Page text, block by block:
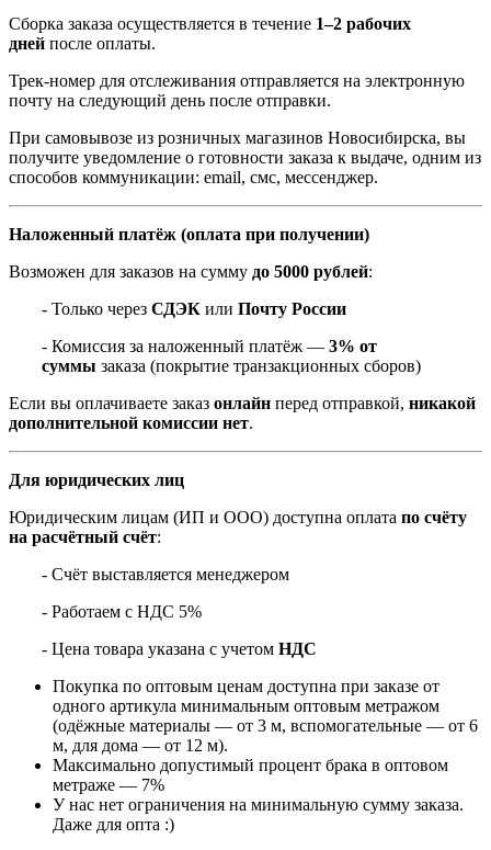
Сборка заказа осуществляется в течение 1–2 рабочих
дней после оплаты.
Трек-номер для отслеживания отправляется на электронную
почту на следующий день после отправки.
При самовывозе из розничных магазинов Новосибирска, вы
получите уведомление о готовности заказа к выдаче, одним из
способов коммуникации: email, смс, мессенджер.
Наложенный платёж (оплата при получении)
Возможен для заказов на сумму до 5000 рублей:
- Только через СДЭК или Почту России
- Комиссия за наложенный платёж — 3% от
суммы заказа (покрытие транзакционных сборов)
Если вы оплачиваете заказ онлайн перед отправкой, никакой
дополнительной комиссии нет.
Для юридических лиц
Юридическим лицам (ИП и ООО) доступна оплата по счёту
на расчётный счёт:
- Счёт выставляется менеджером
- Работаем с НДС 5%
- Цена товара указана с учетом НДС
Покупка по оптовым ценам доступна при заказе от
одного артикула минимальным оптовым метражом
(одёжные материалы — от 3 м, вспомогательные — от 6
м, для дома — от 12 м).
Максимально допустимый процент брака в оптовом
метраже — 7%
У нас нет ограничения на минимальную сумму заказа.
Даже для опта :)